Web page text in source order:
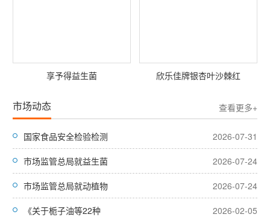
享予得益生菌 欣乐佳牌银杏叶沙棘红
市场动态 查看更多+
国家食品安全检验检测 2026-07-31
市场监管总局就益生菌 2026-07-24
市场监管总局就动植物 2026-07-24
《关于栀子油等22种 2026-02-05